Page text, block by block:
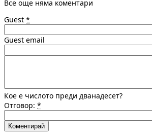
Все още няма коментари
Guest *
Guest email
Кое е числото преди дванадесет?
Отговор: *